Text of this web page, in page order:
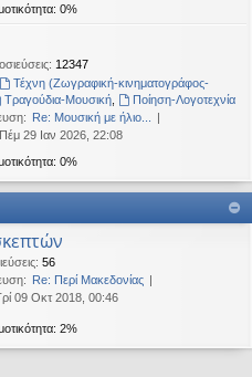
0%
: 12347
Τέχνη (Ζωγραφική-κινηματογράφος-
Τραγούδια-Μουσική,
Ποίηση-Λογοτεχνία
Re: Μουσική με ήλιο...
, Πέμ 29 Ιαν 2026, 22:08
0%
: 56
Re: Περί Μακεδονίας
09 Οκτ 2018, 00:46
2%